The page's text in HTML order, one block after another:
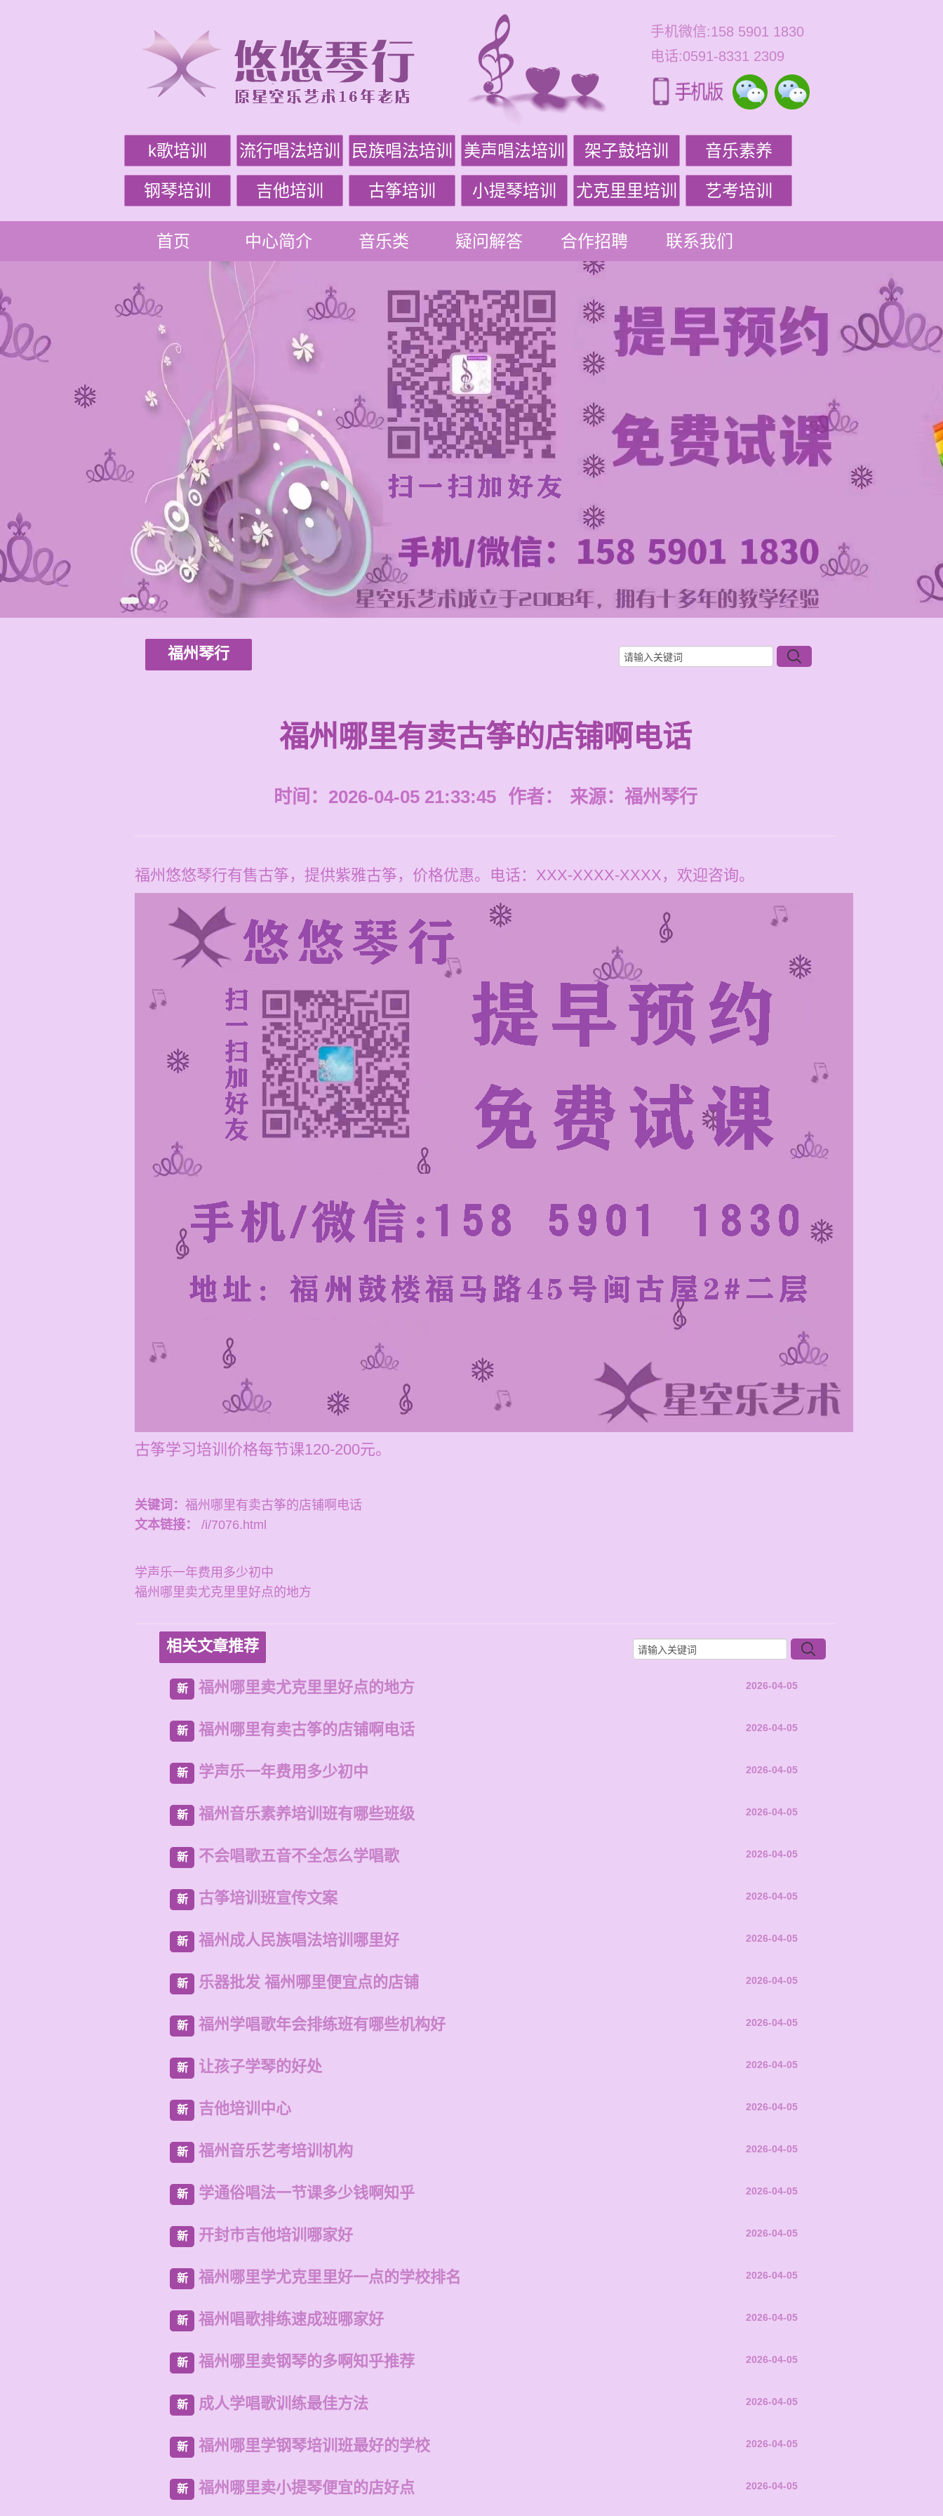
手机微信:158 5901 1830
电话:0591-8331 2309
k歌培训 流行唱法培训 民族唱法培训 美声唱法培训 架子鼓培训 音乐素养
钢琴培训 吉他培训 古筝培训 小提琴培训 尤克里里培训 艺考培训
首页 中心简介 音乐类 疑问解答 合作招聘 联系我们
福州琴行
福州哪里有卖古筝的店铺啊电话
时间：2026-04-05 21:33:45 作者： 来源： 福州琴行
福州悠悠琴行有售古筝，提供紫雅古筝，价格优惠。电话：XXX-XXXX-XXXX，欢迎咨询。
古筝学习培训价格每节课120-200元。
关键词： 福州哪里有卖古筝的店铺啊电话
文本链接：
/i/7076.html
学声乐一年费用多少初中
福州哪里卖尤克里里好点的地方
相关文章推荐
新 福州哪里卖尤克里里好点的地方 2026-04-05
新 福州哪里有卖古筝的店铺啊电话 2026-04-05
新 学声乐一年费用多少初中 2026-04-05
新 福州音乐素养培训班有哪些班级 2026-04-05
新 不会唱歌五音不全怎么学唱歌 2026-04-05
新 古筝培训班宣传文案 2026-04-05
新 福州成人民族唱法培训哪里好 2026-04-05
新 乐器批发 福州哪里便宜点的店铺 2026-04-05
新 福州学唱歌年会排练班有哪些机构好 2026-04-05
新 让孩子学琴的好处 2026-04-05
新 吉他培训中心 2026-04-05
新 福州音乐艺考培训机构 2026-04-05
新 学通俗唱法一节课多少钱啊知乎 2026-04-05
新 开封市吉他培训哪家好 2026-04-05
新 福州哪里学尤克里里好一点的学校排名 2026-04-05
新 福州唱歌排练速成班哪家好 2026-04-05
新 福州哪里卖钢琴的多啊知乎推荐 2026-04-05
新 成人学唱歌训练最佳方法 2026-04-05
新 福州哪里学钢琴培训班最好的学校 2026-04-05
新 福州哪里卖小提琴便宜的店好点 2026-04-05